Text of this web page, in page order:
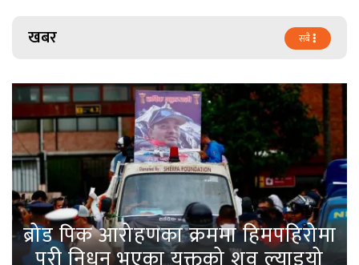
खबर सबै
ब्रोड पिक आरोहणका क्रममा हिमपहिरोमा